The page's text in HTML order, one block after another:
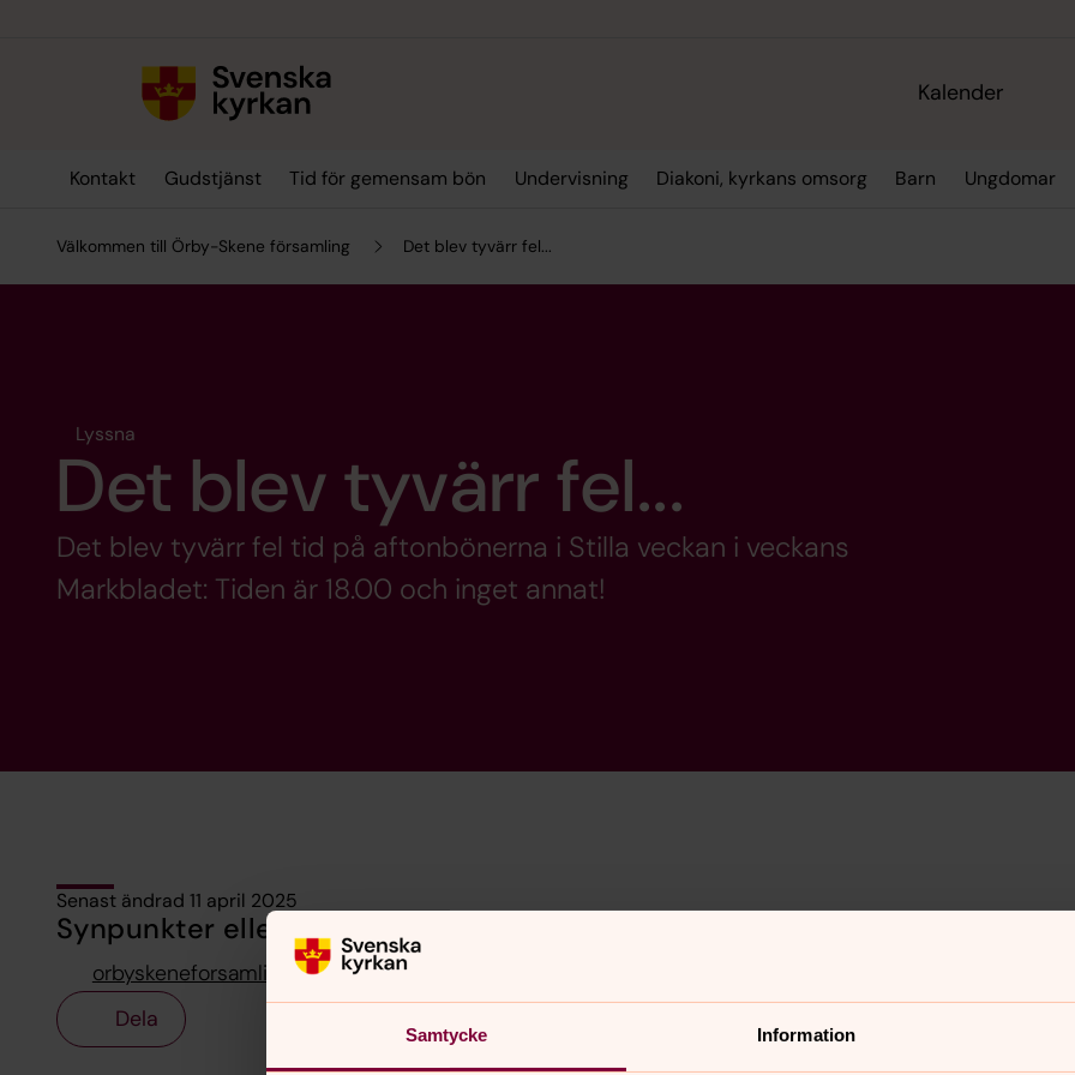
Samtycke Information
Kalender
Kontakt Gudstjänst Tid för gemensam bön Undervisning Diakoni, kyrkans omsorg Barn Ungdomar
Välkommen till Örby-Skene församling Det blev tyvärr fel...
Lyssna
Det blev tyvärr fel...
Det blev tyvärr fel tid på aftonbönerna i Stilla veckan i veckans
Markbladet: Tiden är 18.00 och inget annat!
Senast ändrad 11 april 2025
Synpunkter eller frågor på sidans innehåll?
orbyskeneforsamling@svenskakyrkan.se
Dela